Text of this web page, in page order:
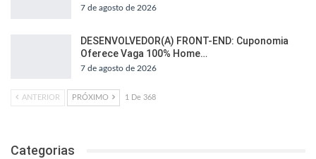
7 de agosto de 2026
DESENVOLVEDOR(A) FRONT-END: Cuponomia
Oferece Vaga 100% Home…
7 de agosto de 2026
ANTERIOR PRÓXIMO 1 De 368
Categorias